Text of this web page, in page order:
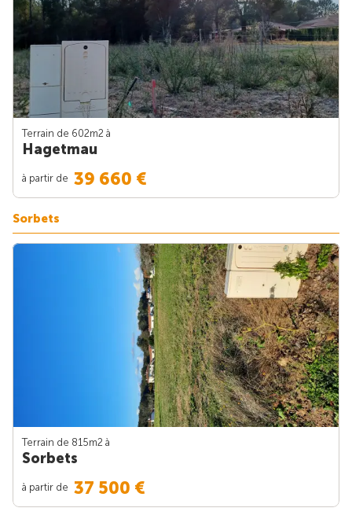
Terrain de 602m2 à
Hagetmau
à partir de 39 660 €
Sorbets
Terrain de 815m2 à
Sorbets
à partir de 37 500 €